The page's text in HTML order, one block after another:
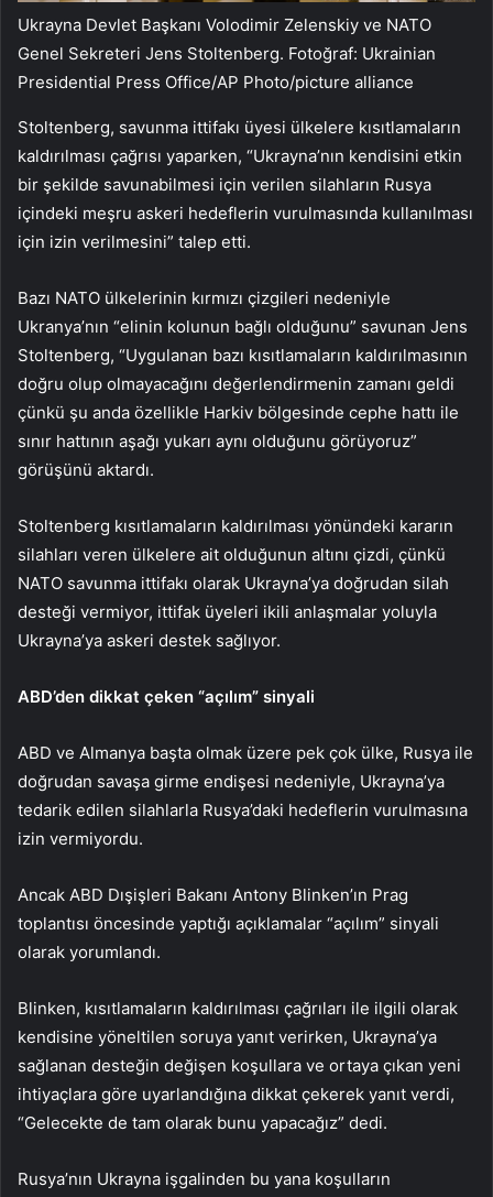
Ukrayna Devlet Başkanı Volodimir Zelenskiy ve NATO
Genel Sekreteri Jens Stoltenberg. Fotoğraf: Ukrainian
Presidential Press Office/AP Photo/picture alliance
Stoltenberg, savunma ittifakı üyesi ülkelere kısıtlamaların
kaldırılması çağrısı yaparken, “Ukrayna’nın kendisini etkin
bir şekilde savunabilmesi için verilen silahların Rusya
içindeki meşru askeri hedeflerin vurulmasında kullanılması
için izin verilmesini” talep etti.
Bazı NATO ülkelerinin kırmızı çizgileri nedeniyle
Ukranya’nın “elinin kolunun bağlı olduğunu” savunan Jens
Stoltenberg, “Uygulanan bazı kısıtlamaların kaldırılmasının
doğru olup olmayacağını değerlendirmenin zamanı geldi
çünkü şu anda özellikle Harkiv bölgesinde cephe hattı ile
sınır hattının aşağı yukarı aynı olduğunu görüyoruz”
görüşünü aktardı.
Stoltenberg kısıtlamaların kaldırılması yönündeki kararın
silahları veren ülkelere ait olduğunun altını çizdi, çünkü
NATO savunma ittifakı olarak Ukrayna’ya doğrudan silah
desteği vermiyor, ittifak üyeleri ikili anlaşmalar yoluyla
Ukrayna’ya askeri destek sağlıyor.
ABD’den dikkat çeken “açılım” sinyali
ABD ve Almanya başta olmak üzere pek çok ülke, Rusya ile
doğrudan savaşa girme endişesi nedeniyle, Ukrayna’ya
tedarik edilen silahlarla Rusya’daki hedeflerin vurulmasına
izin vermiyordu.
Ancak ABD Dışişleri Bakanı Antony Blinken’ın Prag
toplantısı öncesinde yaptığı açıklamalar “açılım” sinyali
olarak yorumlandı.
Blinken, kısıtlamaların kaldırılması çağrıları ile ilgili olarak
kendisine yöneltilen soruya yanıt verirken, Ukrayna’ya
sağlanan desteğin değişen koşullara ve ortaya çıkan yeni
ihtiyaçlara göre uyarlandığına dikkat çekerek yanıt verdi,
“Gelecekte de tam olarak bunu yapacağız” dedi.
Rusya’nın Ukrayna işgalinden bu yana koşulların